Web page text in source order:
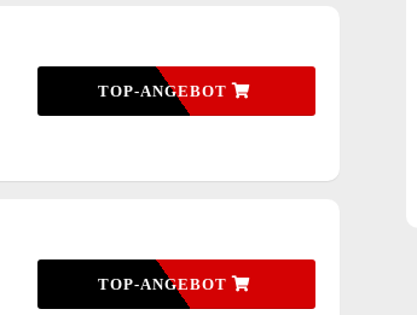
TOP-ANGEBOT
TOP-ANGEBOT